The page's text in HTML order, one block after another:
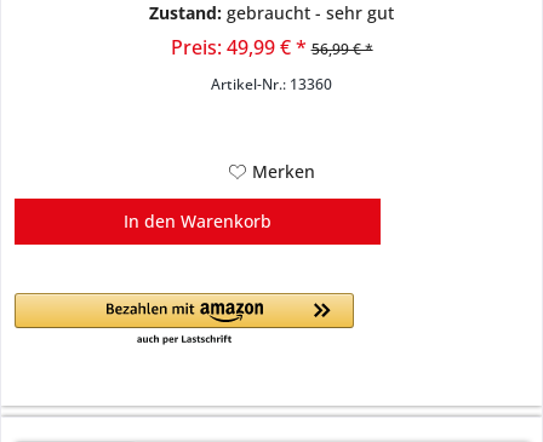
Zustand: gebraucht - sehr gut
Preis: 49,99 € * 56,99 € *
Artikel-Nr.: 13360
Merken
In den Warenkorb